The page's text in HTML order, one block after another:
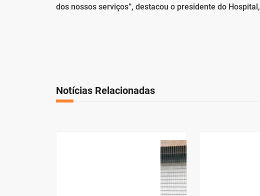
dos nossos serviços”, destacou o presidente do
Notícias Relacionadas